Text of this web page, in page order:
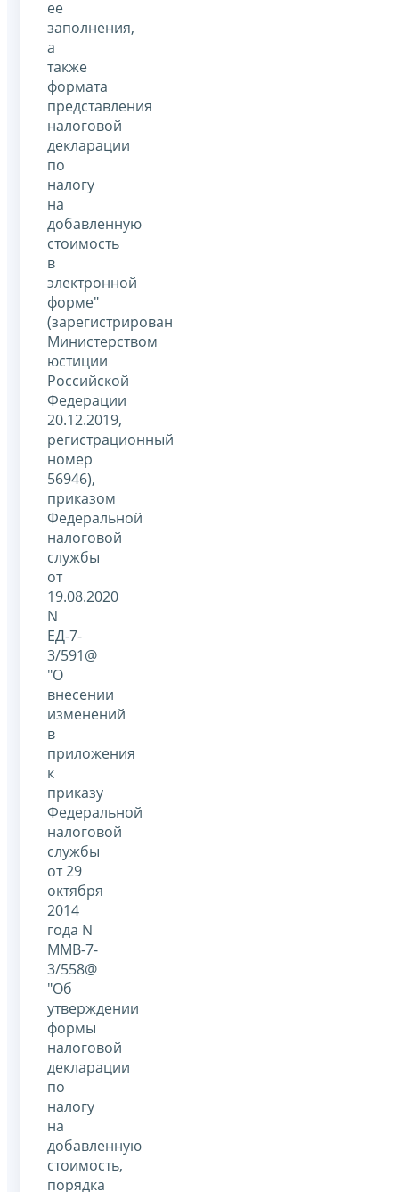
ее
заполнения,
а
также
формата
представления
налоговой
декларации
по
налогу
на
добавленную
стоимость
в
электронной
форме"
(зарегистрирован
Министерством
юстиции
Российской
Федерации
20.12.2019,
регистрационный
номер
56946),
приказом
Федеральной
налоговой
службы
от
19.08.2020
N
ЕД-7-
3/591@
"О
внесении
изменений
в
приложения
к
приказу
Федеральной
налоговой
службы
от 29
октября
2014
года N
ММВ-7-
3/558@
"Об
утверждении
формы
налоговой
декларации
по
налогу
на
добавленную
стоимость,
порядка